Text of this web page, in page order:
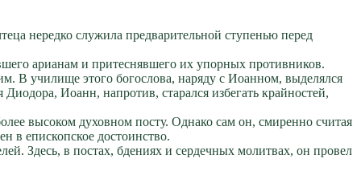
нередко служила предварительной ступенью перед
арианам и притеснявшего их упорных противников.
В училище этого богослова, наряду с Иоанном, выделялся
Иоанн, напротив, старался избегать крайностей,
высоком духовном посту. Однако сам он, смиренно считая
в епископское достоинство.
Здесь, в постах, бдениях и сердечных молитвах, он провел